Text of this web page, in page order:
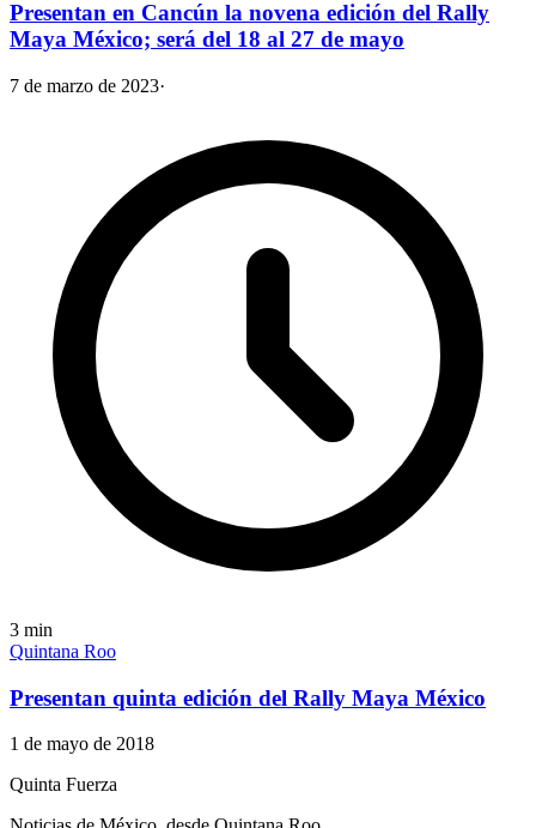
Presentan en Cancún la novena edición del Rally
Maya México; será del 18 al 27 de mayo
7 de marzo de 2023·
3 min
Quintana Roo
Presentan quinta edición del Rally Maya México
1 de mayo de 2018
Quinta Fuerza